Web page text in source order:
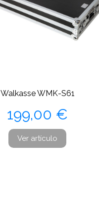
Walkasse WMK-S61
Precio
199,00 €
Ver artículo